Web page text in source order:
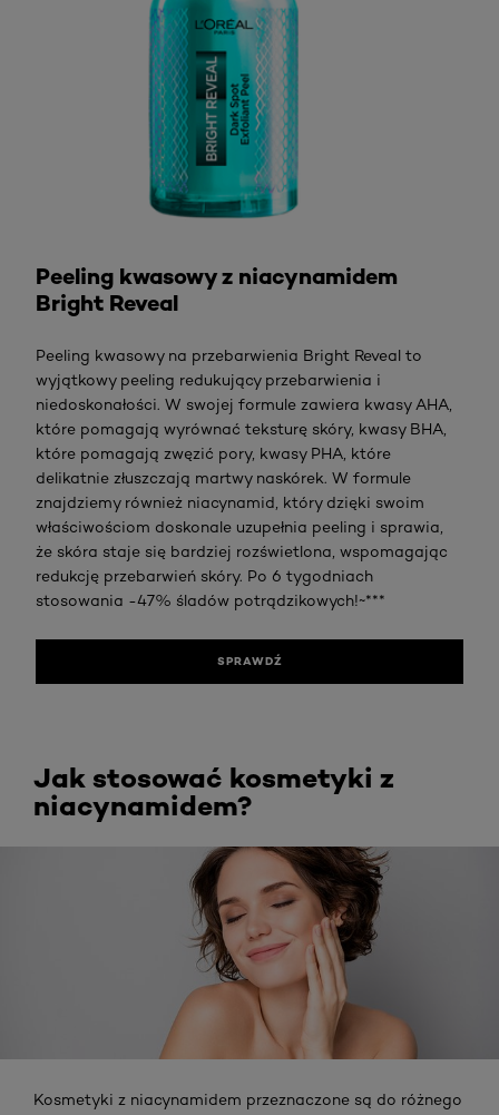
Peeling kwasowy z niacynamidem
Bright Reveal
Peeling kwasowy na przebarwienia Bright Reveal to
wyjątkowy peeling redukujący przebarwienia i
niedoskonałości. W swojej formule zawiera kwasy AHA,
które pomagają wyrównać teksturę skóry, kwasy BHA,
które pomagają zwęzić pory, kwasy PHA, które
delikatnie złuszczają martwy naskórek. W formule
znajdziemy również niacynamid, który dzięki swoim
właściwościom doskonale uzupełnia peeling i sprawia,
że skóra staje się bardziej rozświetlona, wspomagając
redukcję przebarwień skóry. Po 6 tygodniach
stosowania -47% śladów potrądzikowych!~***
SPRAWDŹ
Jak stosować kosmetyki z
niacynamidem?
Kosmetyki z niacynamidem przeznaczone są do różnego